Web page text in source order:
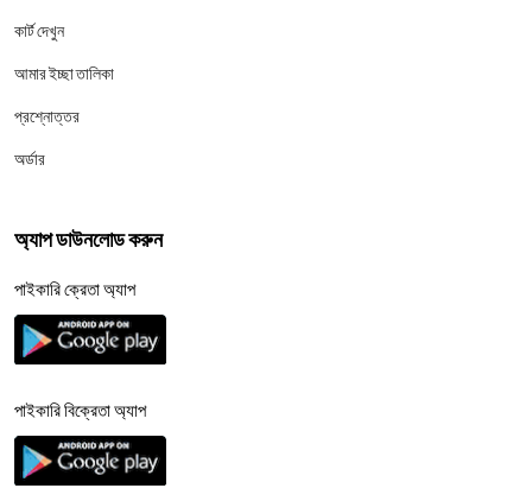
কার্ট দেখুন
আমার ইচ্ছা তালিকা
প্রশ্নোত্তর
অর্ডার
অ্যাপ ডাউনলোড করুন
পাইকারি ক্রেতা অ্যাপ
পাইকারি বিক্রেতা অ্যাপ